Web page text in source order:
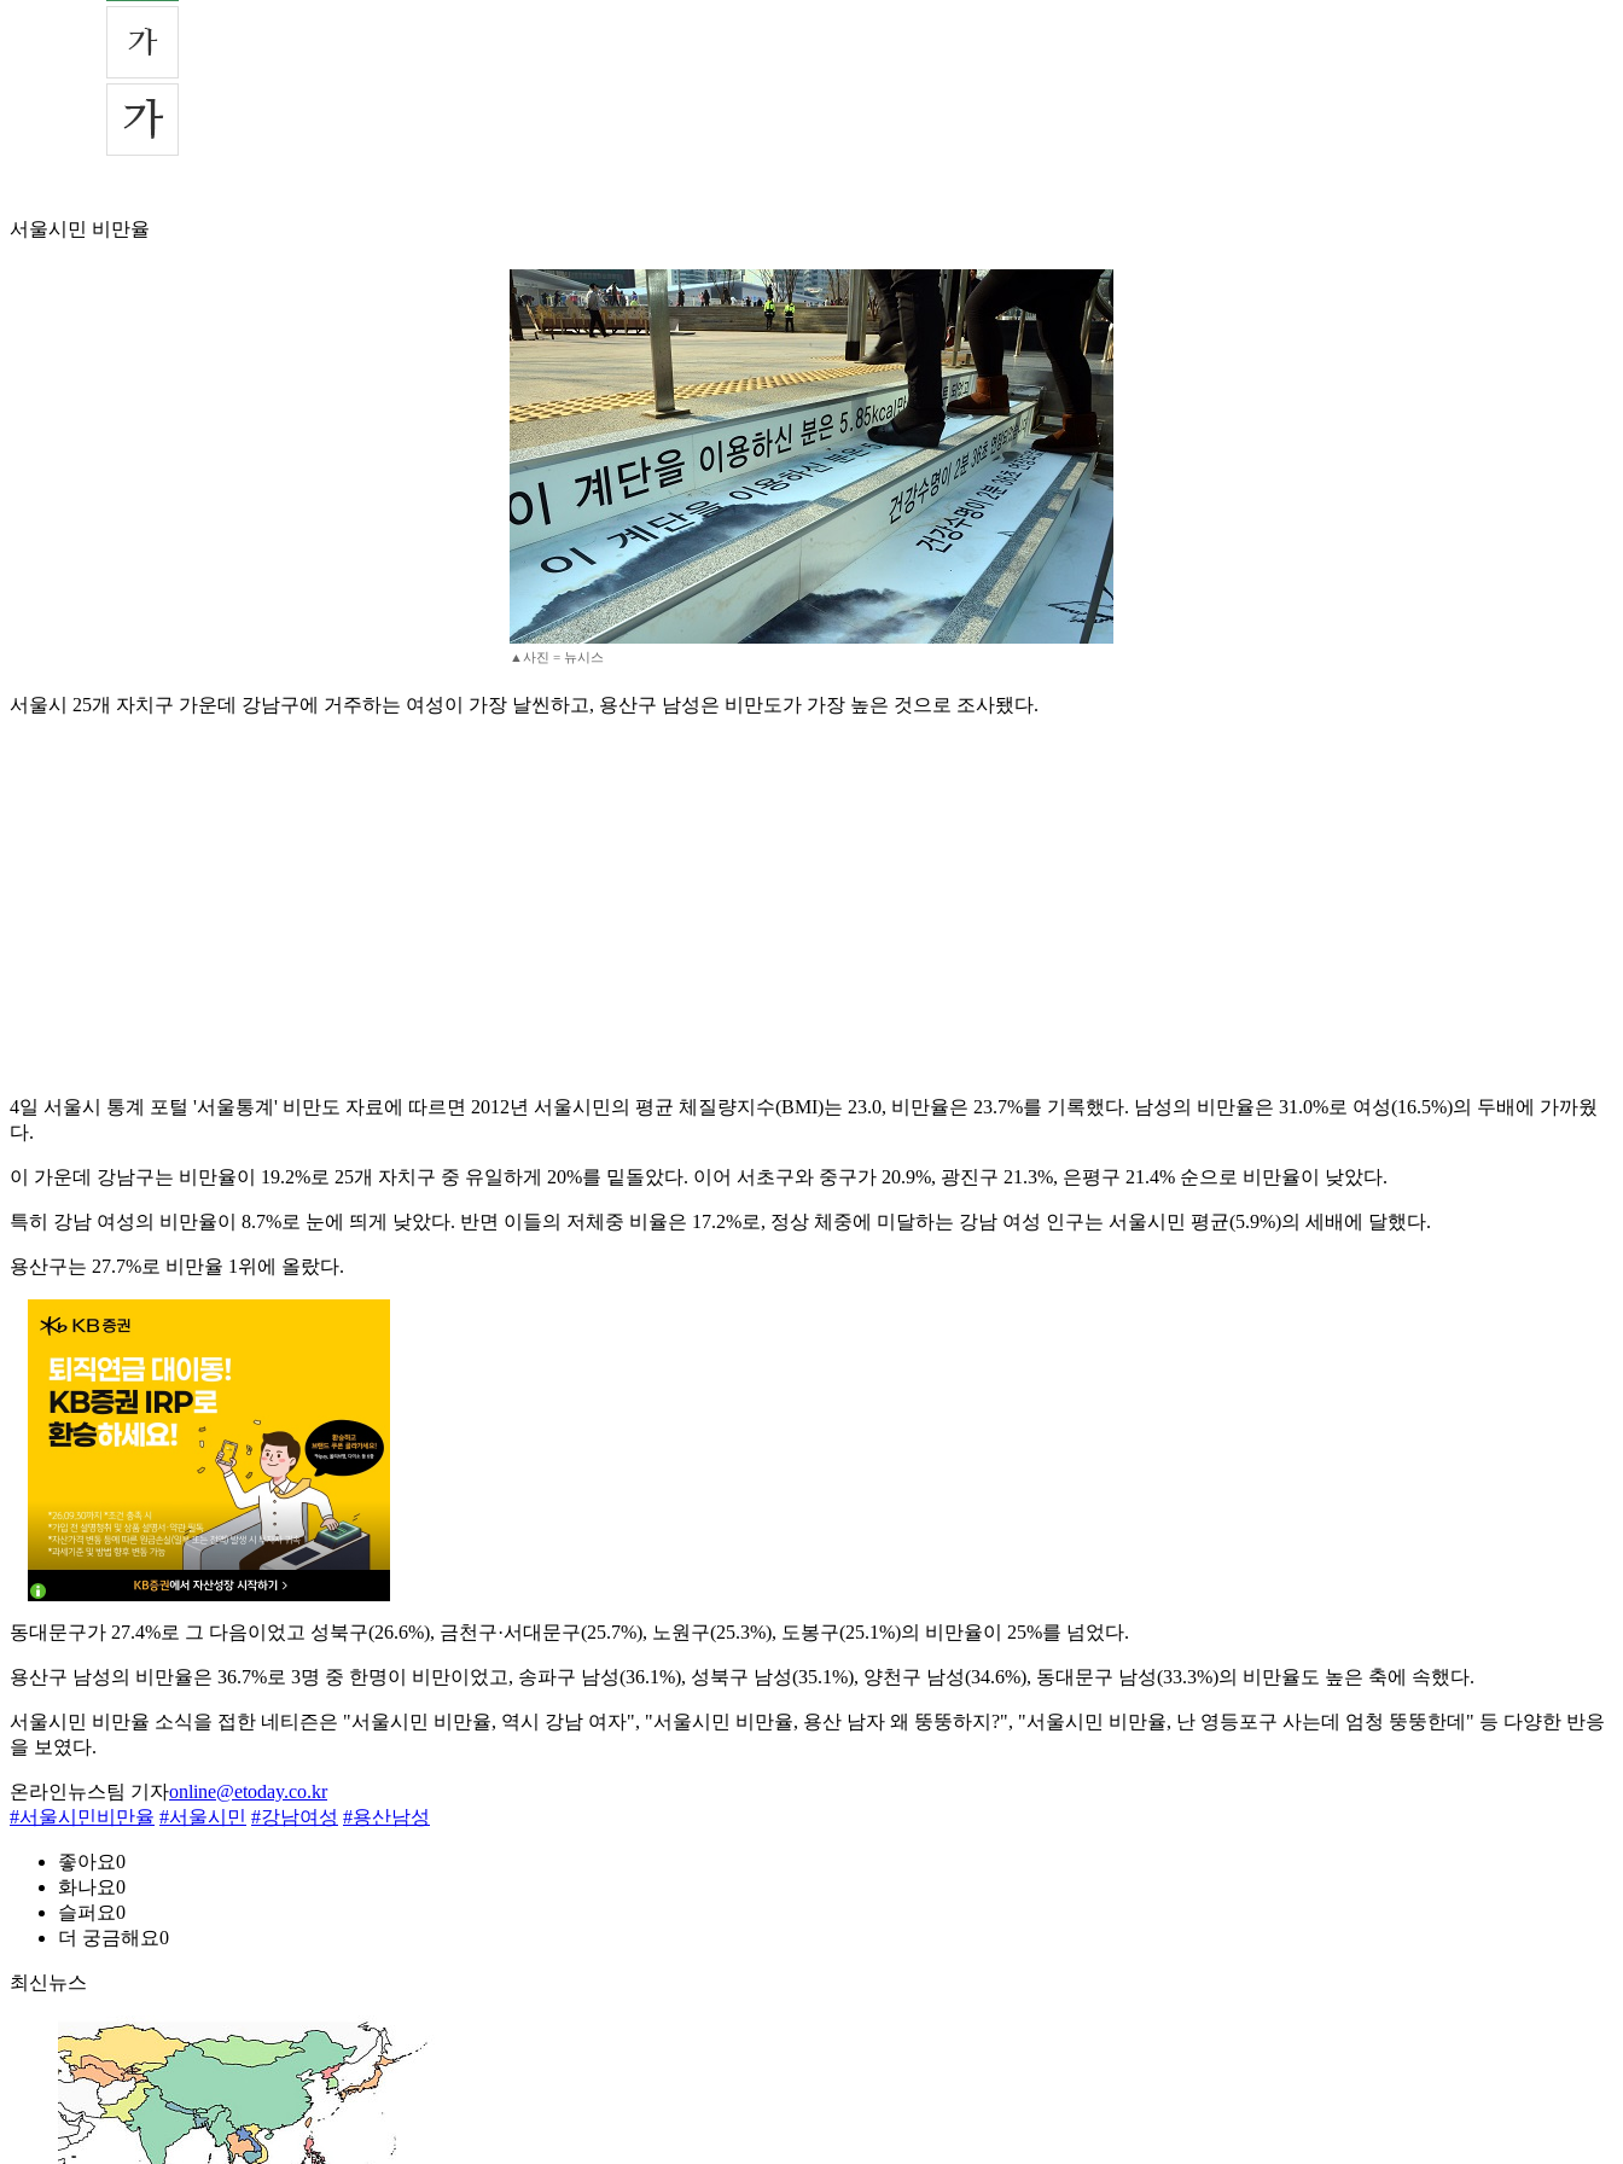
서울시민 비만율
▲사진 = 뉴시스
서울시 25개 자치구 가운데 강남구에 거주하는 여성이 가장 날씬하고, 용산구 남성은 비만도가 가장 높은 것으로 조사됐다.
4일 서울시 통계 포털 '서울통계' 비만도 자료에 따르면 2012년 서울시민의 평균 체질량지수(BMI)는 23.0, 비만율은 23.7%를 기록했다. 남성의 비만율은 31.0%로 여성(16.5%)의 두배에 가까웠
다.
이 가운데 강남구는 비만율이 19.2%로 25개 자치구 중 유일하게 20%를 밑돌았다. 이어 서초구와 중구가 20.9%, 광진구 21.3%, 은평구 21.4% 순으로 비만율이 낮았다.
특히 강남 여성의 비만율이 8.7%로 눈에 띄게 낮았다. 반면 이들의 저체중 비율은 17.2%로, 정상 체중에 미달하는 강남 여성 인구는 서울시민 평균(5.9%)의 세배에 달했다.
용산구는 27.7%로 비만율 1위에 올랐다.
동대문구가 27.4%로 그 다음이었고 성북구(26.6%), 금천구·서대문구(25.7%), 노원구(25.3%), 도봉구(25.1%)의 비만율이 25%를 넘었다.
용산구 남성의 비만율은 36.7%로 3명 중 한명이 비만이었고, 송파구 남성(36.1%), 성북구 남성(35.1%), 양천구 남성(34.6%), 동대문구 남성(33.3%)의 비만율도 높은 축에 속했다.
서울시민 비만율 소식을 접한 네티즌은 "서울시민 비만율, 역시 강남 여자", "서울시민 비만율, 용산 남자 왜 뚱뚱하지?", "서울시민 비만율, 난 영등포구 사는데 엄청 뚱뚱한데" 등 다양한 반응
을 보였다.
온라인뉴스팀 기자online@etoday.co.kr
#서울시민비만율 #서울시민 #강남여성 #용산남성
좋아요0
화나요0
슬퍼요0
더 궁금해요0
최신뉴스